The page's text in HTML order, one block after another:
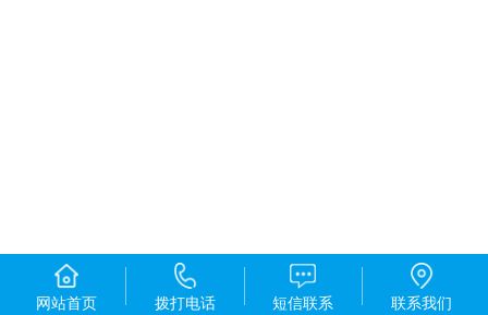
网站首页 拨打电话 短信联系 联系我们